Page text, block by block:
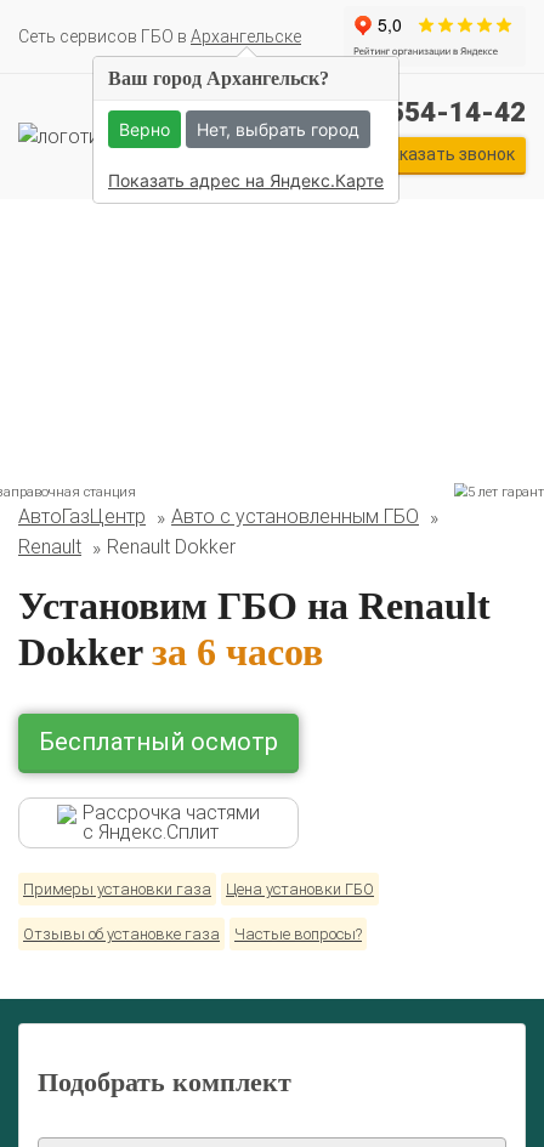
Cеть сервисов ГБО в Архангельске
Комплекты ГБО на иномарки:
BMW
Ford
+7 (911) 554-14-42
Заказать звонок
АвтоГазЦентр
Авто с установленным ГБО
Renault
Renault Dokker
Установим ГБО на Renault
Dokkerза 6 часов
Бесплатный осмотр
Рассрочка частями
с Яндекс.Сплит
Примеры установки газа Цена установки ГБО
Отзывы об установке газа Частые вопросы?
Подобрать комплект
Ваш город Архангельск?
Верно Нет, выбрать город
Показать адрес на Яндекс.Карте